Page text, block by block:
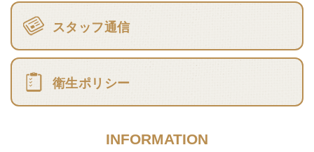
スタッフ通信
衛生ポリシー
INFORMATION